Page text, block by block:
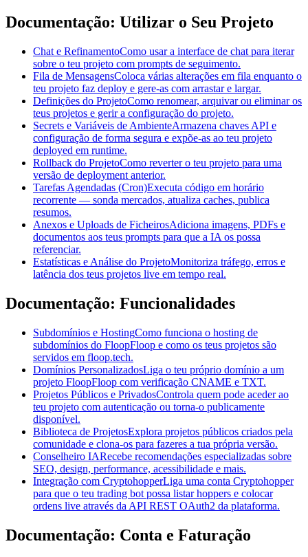
Documentação: Utilizar o Seu Projeto
Chat e RefinamentoComo usar a interface de chat para iterar
sobre o teu projeto com prompts de seguimento.
Fila de MensagensColoca várias alterações em fila enquanto o
teu projeto faz deploy e gere-as com arrastar e largar.
Definições do ProjetoComo renomear, arquivar ou eliminar os
teus projetos e gerir a configuração do projeto.
Secrets e Variáveis de AmbienteArmazena chaves API e
configuração de forma segura e expõe-as ao teu projeto
deployed em runtime.
Rollback do ProjetoComo reverter o teu projeto para uma
versão de deployment anterior.
Tarefas Agendadas (Cron)Executa código em horário
recorrente — sonda mercados, atualiza caches, publica
resumos.
Anexos e Uploads de FicheirosAdiciona imagens, PDFs e
documentos aos teus prompts para que a IA os possa
referenciar.
Estatísticas e Análise do ProjetoMonitoriza tráfego, erros e
latência dos teus projetos live em tempo real.
Documentação: Funcionalidades
Subdomínios e HostingComo funciona o hosting de
subdomínios do FloopFloop e como os teus projetos são
servidos em floop.tech.
Domínios PersonalizadosLiga o teu próprio domínio a um
projeto FloopFloop com verificação CNAME e TXT.
Projetos Públicos e PrivadosControla quem pode aceder ao
teu projeto com autenticação ou torna-o publicamente
disponível.
Biblioteca de ProjetosExplora projetos públicos criados pela
comunidade e clona-os para fazeres a tua própria versão.
Conselheiro IARecebe recomendações especializadas sobre
SEO, design, performance, acessibilidade e mais.
Integração com CryptohopperLiga uma conta Cryptohopper
para que o teu trading bot possa listar hoppers e colocar
ordens live através da API REST OAuth2 da plataforma.
Documentação: Conta e Faturação